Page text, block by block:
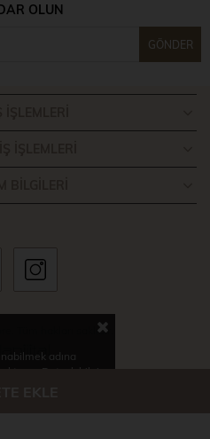
OLUN
GÖNDER
Tüm hakları saklıdır.
adına
Detaylı bilgi